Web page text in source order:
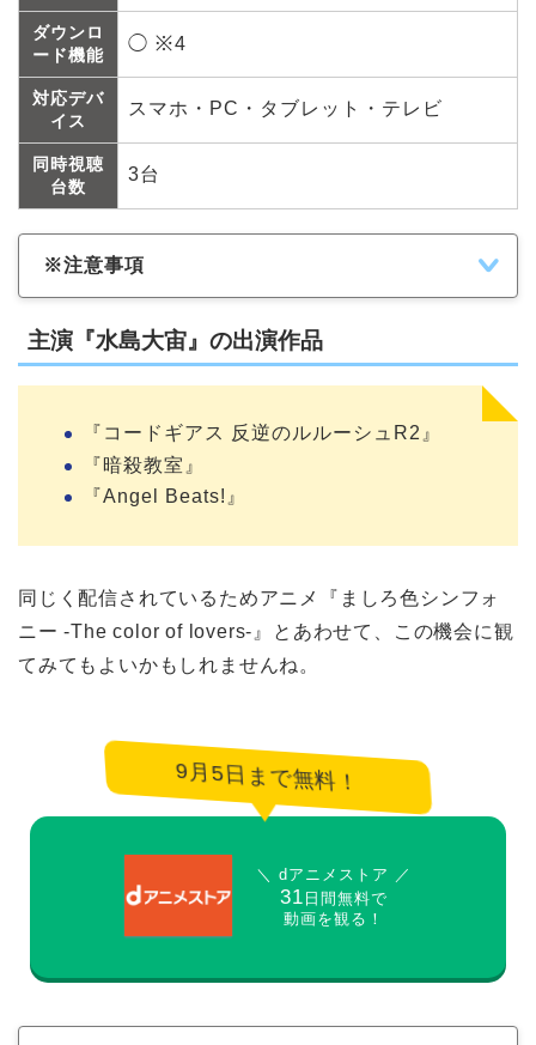
ダウンロ
ード機能
◯ ※4
対応デバ
イス
スマホ・PC・タブレット・テレビ
同時視聴
台数
3台
※注意事項
主演『水島大宙』の出演作品
『コードギアス 反逆のルルーシュR2』
『暗殺教室』
『Angel Beats!』
同じく配信されているためアニメ『ましろ色シンフォ
ニー -The color of lovers-』とあわせて、この機会に観
てみてもよいかもしれませんね。
9月5日まで無料！
＼ dアニメストア ／
31 日間無料で
動画を観る！